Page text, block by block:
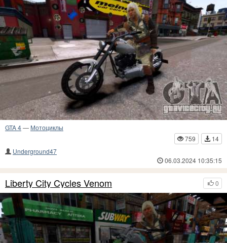
GTA 4— Мотоциклы
759
14
Underground47
06.03.2024 10:35:15
0
Liberty City Cycles Venom